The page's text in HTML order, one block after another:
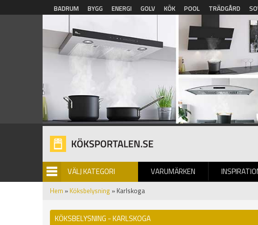
Hoppa till huvudinnehåll
BADRUM BYGG ENERGI GOLV KÖK POOL TRÄDGÅRD
VÄLJ KATEGORI VARUMÄRKEN
BILDGALLERI
Hem » Köksbelysning » Karlskoga
KÖKSBELYSNING - KARLSKOGA